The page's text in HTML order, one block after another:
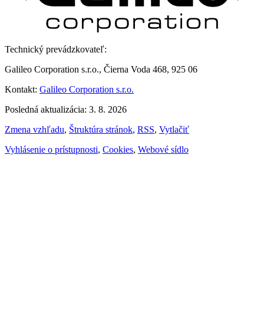
Technický prevádzkovateľ:
Galileo Corporation s.r.o., Čierna Voda 468, 925 06
Kontakt: Galileo Corporation s.r.o.
Posledná aktualizácia: 3. 8. 2026
Zmena vzhľadu, Štruktúra stránok, RSS, Vytlačiť
Vyhlásenie o prístupnosti, Cookies, Webové sídlo